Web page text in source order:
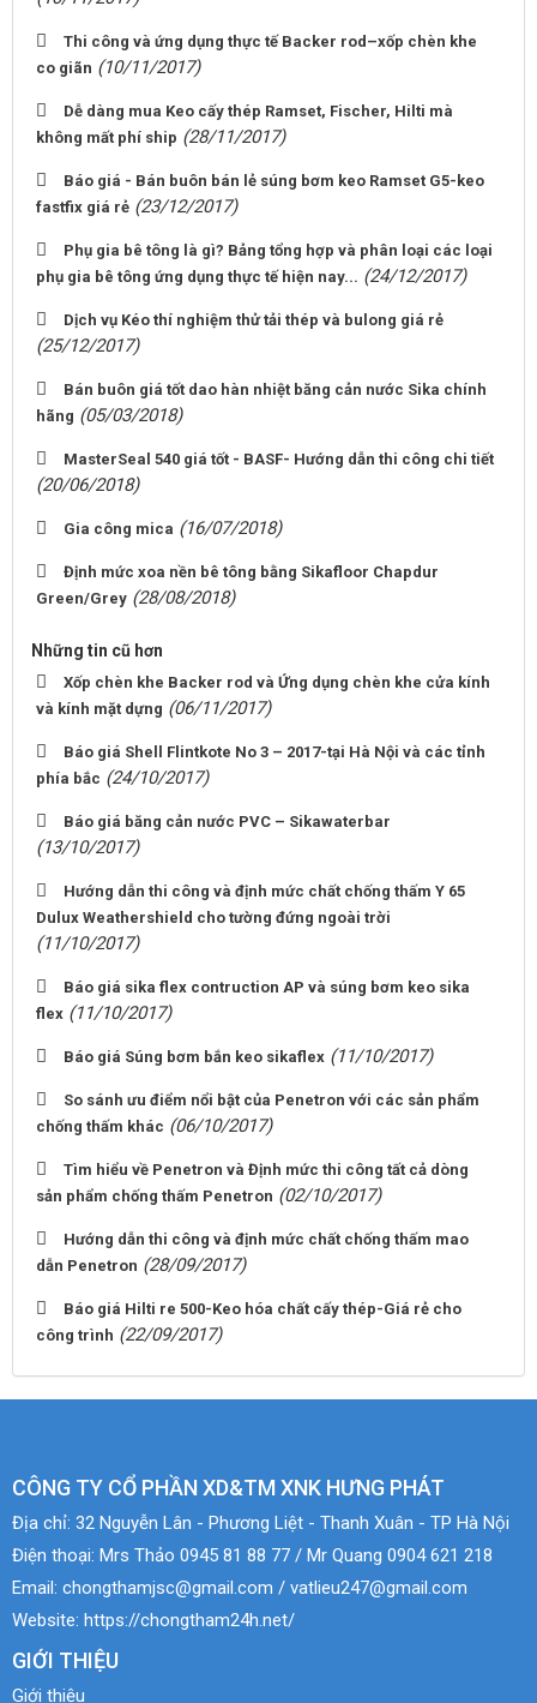
Thi công và ứng dụng thực tế Backer rod–xốp chèn khe
co giãn (10/11/2017)
Dễ dàng mua Keo cấy thép Ramset, Fischer, Hilti mà
không mất phí ship (28/11/2017)
Báo giá - Bán buôn bán lẻ súng bơm keo Ramset G5-keo
fastfix giá rẻ (23/12/2017)
Phụ gia bê tông là gì? Bảng tổng hợp và phân loại các loại
phụ gia bê tông ứng dụng thực tế hiện nay... (24/12/2017)
Dịch vụ Kéo thí nghiệm thử tải thép và bulong giá rẻ
(25/12/2017)
Bán buôn giá tốt dao hàn nhiệt băng cản nước Sika chính
hãng (05/03/2018)
MasterSeal 540 giá tốt - BASF- Hướng dẫn thi công chi tiết
(20/06/2018)
Gia công mica (16/07/2018)
Định mức xoa nền bê tông bằng Sikafloor Chapdur
Green/Grey (28/08/2018)
Những tin cũ hơn
Xốp chèn khe Backer rod và Ứng dụng chèn khe cửa kính
và kính mặt dựng (06/11/2017)
Báo giá Shell Flintkote No 3 – 2017-tại Hà Nội và các tỉnh
phía bắc (24/10/2017)
Báo giá băng cản nước PVC – Sikawaterbar
(13/10/2017)
Hướng dẫn thi công và định mức chất chống thấm Y 65
Dulux Weathershield cho tường đứng ngoài trời
(11/10/2017)
Báo giá sika flex contruction AP và súng bơm keo sika
flex (11/10/2017)
Báo giá Súng bơm bắn keo sikaflex (11/10/2017)
So sánh ưu điểm nổi bật của Penetron với các sản phẩm
chống thấm khác (06/10/2017)
Tìm hiểu về Penetron và Định mức thi công tất cả dòng
sản phẩm chống thấm Penetron (02/10/2017)
Hướng dẫn thi công và định mức chất chống thấm mao
dẫn Penetron (28/09/2017)
Báo giá Hilti re 500-Keo hóa chất cấy thép-Giá rẻ cho
công trình (22/09/2017)
CÔNG TY CỔ PHẦN XD&TM XNK HƯNG PHÁT
Địa chỉ: 32 Nguyễn Lân - Phương Liệt - Thanh Xuân - TP Hà Nội
Điện thoại: Mrs Thảo 0945 81 88 77 / Mr Quang 0904 621 218
Email: chongthamjsc@gmail.com / vatlieu247@gmail.com
Website: https://chongtham24h.net/
GIỚI THIỆU
Giới thiệu